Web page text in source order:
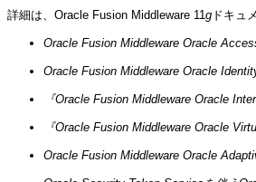
詳細は、Oracle Fusion Middleware 11g ドキュ
Oracle Fusion Middleware Oracle
Oracle Fusion Middleware Oracle
『Oracle Fusion Middleware Oracle
『Oracle Fusion Middleware Oracle
Oracle Fusion Middleware Oracle